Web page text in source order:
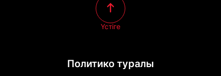
Политико туралы
Үстіге